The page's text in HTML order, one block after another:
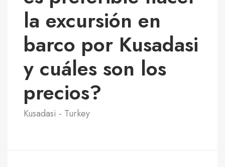
la excursión en
barco por Kusadasi
y cuáles son los
precios?
Kusadasi - Turkey